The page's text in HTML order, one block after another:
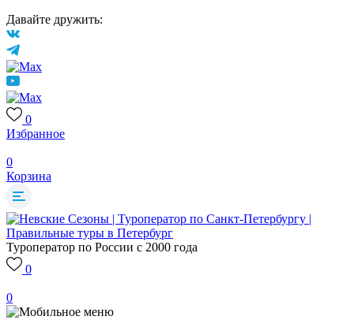
Давайте дружить:
0
Избранное
0
Корзина
Туроператор по России с 2000 года
0
0